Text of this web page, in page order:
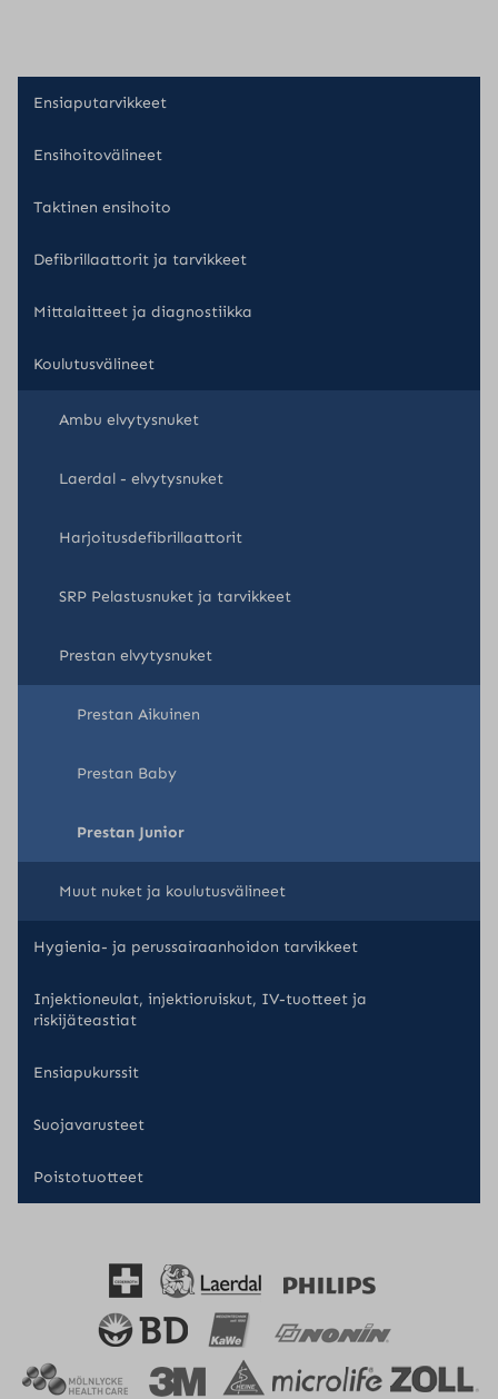
Ensiaputarvikkeet
Ensihoitovälineet
Taktinen ensihoito
Defibrillaattorit ja tarvikkeet
Mittalaitteet ja diagnostiikka
Koulutusvälineet
Ambu elvytysnuket
Laerdal - elvytysnuket
Harjoitusdefibrillaattorit
SRP Pelastusnuket ja tarvikkeet
Prestan elvytysnuket
Prestan Aikuinen
Prestan Baby
Prestan Junior
Muut nuket ja koulutusvälineet
Hygienia- ja perussairaanhoidon tarvikkeet
Injektioneulat, injektioruiskut, IV-tuotteet ja
riskijäteastiat
Ensiapukurssit
Suojavarusteet
Poistotuotteet